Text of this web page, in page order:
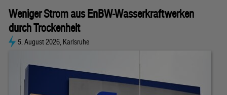
Weniger Strom aus EnBW-Wasserkraftwerken
durch Trockenheit
5. August 2026, Karlsruhe